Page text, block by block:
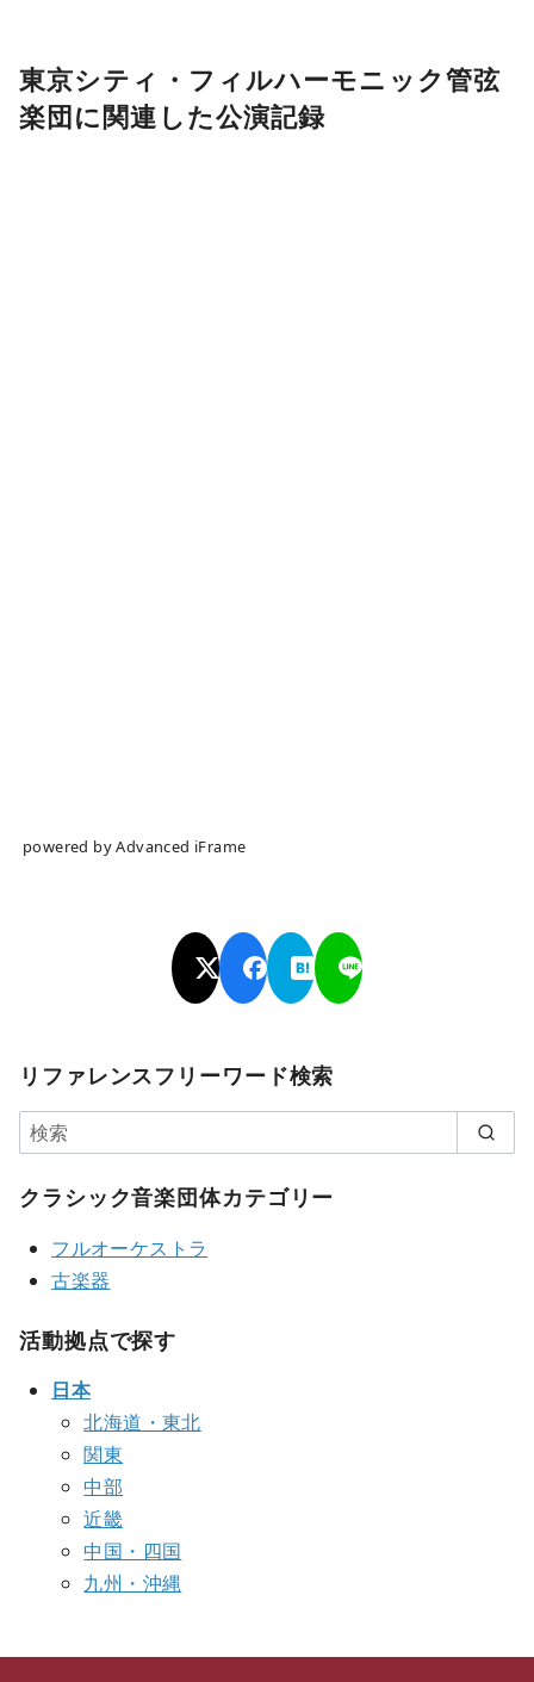
東京シティ・フィルハーモニック管弦
楽団に関連した公演記録
powered by Advanced iFrame
リファレンスフリーワード検索
クラシック音楽団体カテゴリー
フルオーケストラ
古楽器
活動拠点で探す
日本
北海道・東北
関東
中部
近畿
中国・四国
九州・沖縄